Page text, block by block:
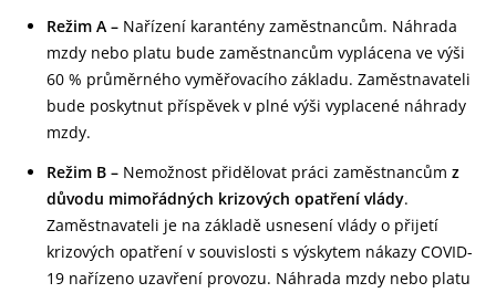
Režim A – Nařízení karantény zaměstnancům. Náhrada
mzdy nebo platu bude zaměstnancům vyplácena ve výši
60 % průměrného vyměřovacího základu. Zaměstnavateli
bude poskytnut příspěvek v plné výši vyplacené náhrady
mzdy.
Režim B – Nemožnost přidělovat práci zaměstnancům z
důvodu mimořádných krizových opatření vlády.
Zaměstnavateli je na základě usnesení vlády o přijetí
krizových opatření v souvislosti s výskytem nákazy COVID-
19 nařízeno uzavření provozu. Náhrada mzdy nebo platu